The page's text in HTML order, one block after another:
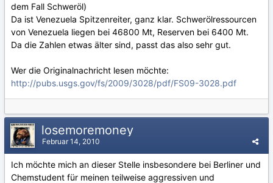
dem Fall Schweröl)
Da ist Venezuela Spitzenreiter, ganz klar. Schwerölressourcen
von Venezuela liegen bei 46800 Mt, Reserven bei 6400 Mt.
Da die Zahlen etwas älter sind, passt das also sehr gut.
Wer die Originalnachricht lesen möchte:
http://pubs.usgs.gov/fs/2009/3028/pdf/FS09-3028.pdf
losemoremoney
Februar 14, 2010
Ich möchte mich an dieser Stelle insbesondere bei Berliner und
Chemstudent für meinen teilweise aggressiven und